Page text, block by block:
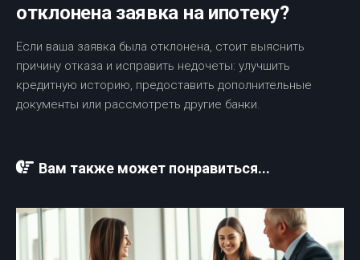
отклонена заявка на ипотеку?
Если ваша заявка была отклонена, стоит выяснить
причину отказа и исправить недочеты: улучшить
кредитную историю, предоставить дополнительные
документы или рассмотреть другие банки.
Вам также может понравиться...